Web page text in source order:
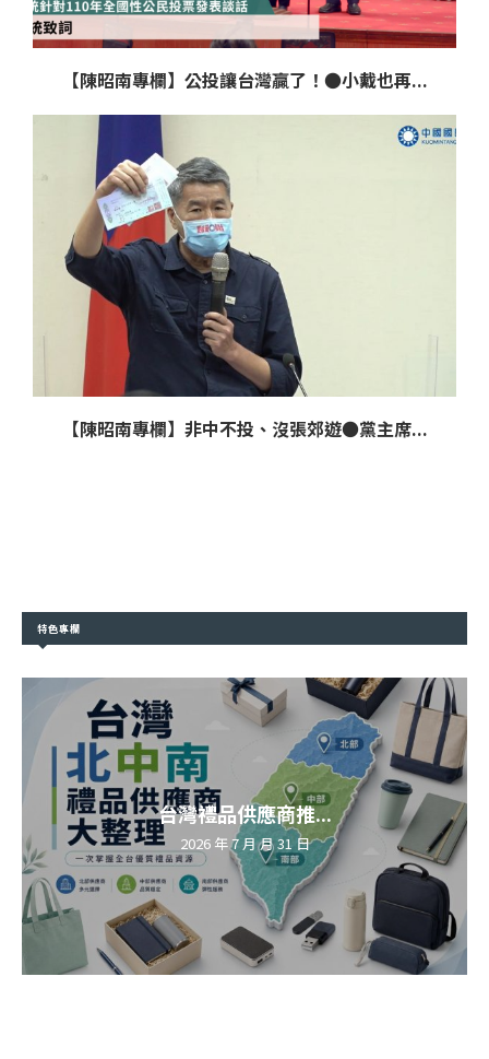
【陳昭南專欄】公投讓台灣贏了！●小戴也再...
【陳昭南專欄】非中不投、沒張郊遊●黨主席...
特色專欄
台灣禮品供應商推...
2026 年 7 月 月 31 日